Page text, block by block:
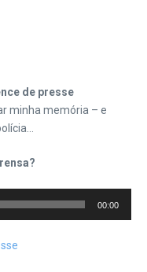
de presse
minha memória – e
00:00